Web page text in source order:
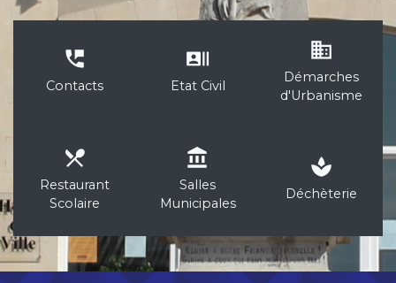
perm_phone_msg
Contacts
recent_actors
Etat Civil
business
Démarches
d'Urbanisme
local_dining
Restaurant
Scolaire
account_balance
Salles
Municipales
spa
Déchèterie